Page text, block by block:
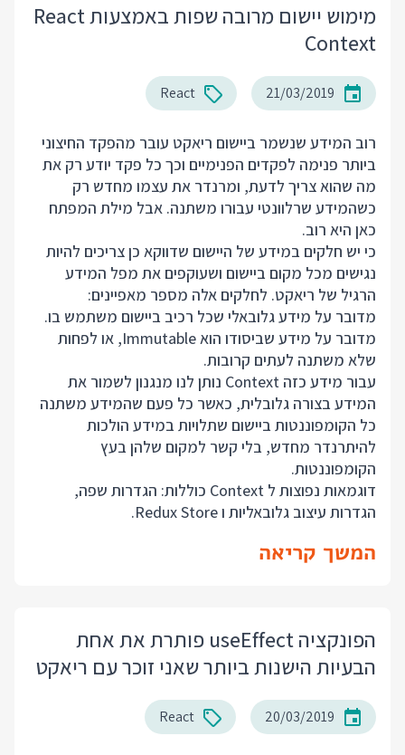
מימוש יישום מרובה שפות באמצעות React
Context
21/03/2019
React
רוב המידע שנשמר ביישום ריאקט עובר מהפקד החיצוני
ביותר פנימה לפקדים הפנימיים וכך כל פקד יודע רק את
מה שהוא צריך לדעת, ומרנדר את עצמו מחדש רק
כשהמידע שרלוונטי עבורו משתנה. אבל מילת המפתח
כאן היא רוב.
כי יש חלקים במידע של היישום שדווקא כן צריכים להיות
נגישים מכל מקום ביישום ושעוקפים את מפל המידע
הרגיל של ריאקט. לחלקים אלה מספר מאפיינים:
מדובר על מידע גלובאלי שכל רכיב ביישום משתמש בו.
מדובר על מידע שביסודו הוא Immutable, או לפחות
שלא משתנה לעתים קרובות.
עבור מידע כזה Context נותן לנו מנגנון לשמור את
המידע בצורה גלובלית, כאשר כל פעם שהמידע משתנה
כל הקומפוננטות ביישום שתלויות במידע הולכות
להיתרנדר מחדש, בלי קשר למקום שלהן בעץ
הקומפוננטות.
דוגמאות נפוצות ל Context כוללות: הגדרות שפה,
הגדרות עיצוב גלובאליות ו Redux Store.
המשך קריאה
הפונקציה useEffect פותרת את אחת
הבעיות הישנות ביותר שאני זוכר עם ריאקט
20/03/2019
React